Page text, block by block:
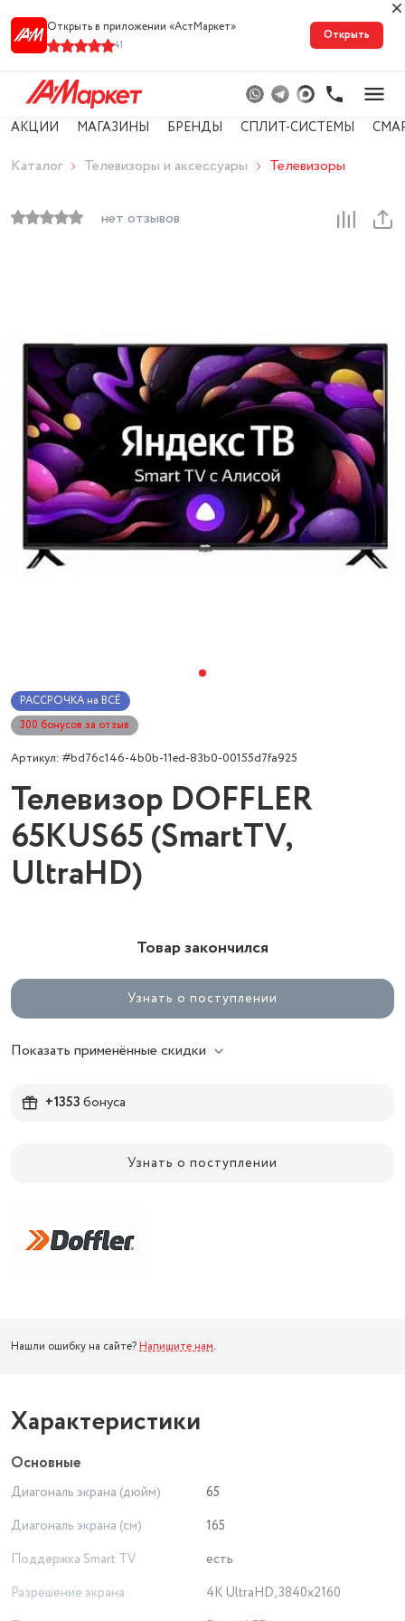
Открыть в приложении «АстМарке‪т‬»
41
Открыть
АКЦИИ МАГАЗИНЫ БРЕНДЫ СПЛИТ-СИСТЕМЫ
Каталог Телевизоры и аксессуары Телевизоры
нет отзывов
РАССРОЧКА на ВСЁ
300 бонусов за отзыв
Артикул: #bd76c146-4b0b-11ed-83b0-00155d7fa925
Телевизор DOFFLER
65KUS65 (SmartTV,
UltraHD)
Товар закончился
Узнать о поступлении
Показать применённые скидки
+1353бонуса
Узнать о поступлении
Нашли ошибку на сайте? Напишите нам.
Характеристики
Основные
Диагональ экрана (дюйм)
65
Диагональ экрана (см)
165
Поддержка Smart TV
есть
Разрешение экрана
4K UltraHD, 3840x2160